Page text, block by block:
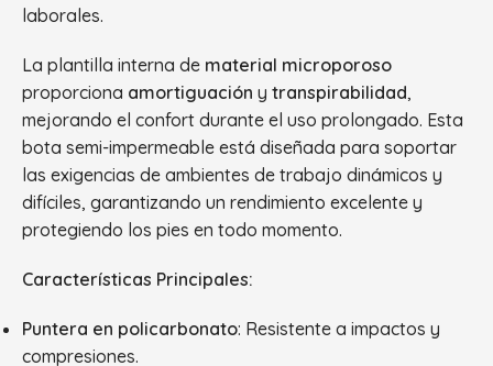
laborales.
La plantilla interna de material microporoso
proporciona amortiguación y transpirabilidad,
mejorando el confort durante el uso prolongado. Esta
bota semi-impermeable está diseñada para soportar
las exigencias de ambientes de trabajo dinámicos y
difíciles, garantizando un rendimiento excelente y
protegiendo los pies en todo momento.
Características Principales:
Puntera en policarbonato: Resistente a impactos y
compresiones.